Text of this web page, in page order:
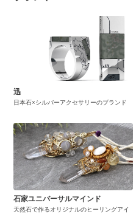
迅
日本石×シルバーアクセサリーのブランド
石家ユニバーサルマインド
天然石で作るオリジナルのヒーリングアイ